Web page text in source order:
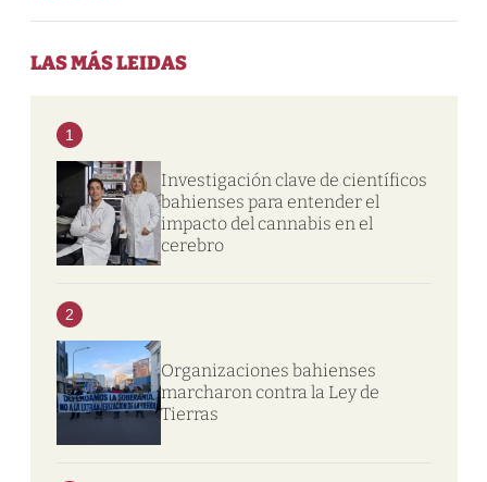
LAS MÁS LEIDAS
1
Investigación clave de científicos
bahienses para entender el
impacto del cannabis en el
cerebro
2
Organizaciones bahienses
marcharon contra la Ley de
Tierras